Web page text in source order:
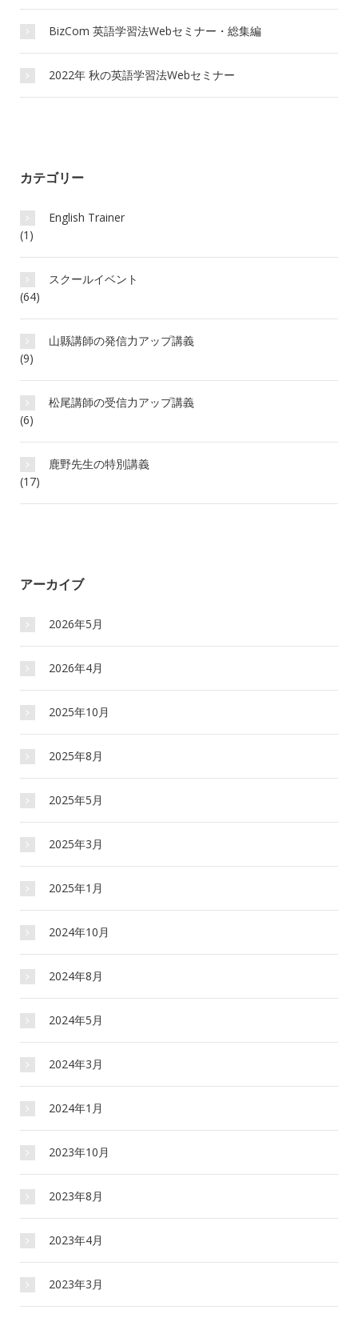
BizCom 英語学習法Webセミナー・総集編
2022年 秋の英語学習法Webセミナー
カテゴリー
English Trainer
(1)
スクールイベント
(64)
山縣講師の発信力アップ講義
(9)
松尾講師の受信力アップ講義
(6)
鹿野先生の特別講義
(17)
アーカイブ
2026年5月
2026年4月
2025年10月
2025年8月
2025年5月
2025年3月
2025年1月
2024年10月
2024年8月
2024年5月
2024年3月
2024年1月
2023年10月
2023年8月
2023年4月
2023年3月